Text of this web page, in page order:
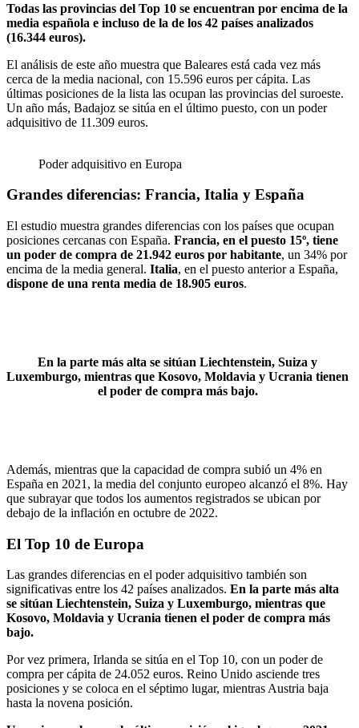
Todas las provincias del Top 10 se encuentran por encima de la
media española e incluso de la de los 42 países analizados
(16.344 euros).
El análisis de este año muestra que Baleares está cada vez más
cerca de la media nacional, con 15.596 euros per cápita. Las
últimas posiciones de la lista las ocupan las provincias del suroeste.
Un año más, Badajoz se sitúa en el último puesto, con un poder
adquisitivo de 11.309 euros.
Poder adquisitivo en Europa
Grandes diferencias: Francia, Italia y España
El estudio muestra grandes diferencias con los países que ocupan
posiciones cercanas con España. Francia, en el puesto 15º, tiene
un poder de compra de 21.942 euros por habitante, un 34% por
encima de la media general. Italia, en el puesto anterior a España,
dispone de una renta media de 18.905 euros.
En la parte más alta se sitúan Liechtenstein, Suiza y
Luxemburgo, mientras que Kosovo, Moldavia y Ucrania tienen
el poder de compra más bajo.
Además, mientras que la capacidad de compra subió un 4% en
España en 2021, la media del conjunto europeo alcanzó el 8%. Hay
que subrayar que todos los aumentos registrados se ubican por
debajo de la inflación en octubre de 2022.
El Top 10 de Europa
Las grandes diferencias en el poder adquisitivo también son
significativas entre los 42 países analizados. En la parte más alta
se sitúan Liechtenstein, Suiza y Luxemburgo, mientras que
Kosovo, Moldavia y Ucrania tienen el poder de compra más
bajo.
Por vez primera, Irlanda se sitúa en el Top 10, con un poder de
compra per cápita de 24.052 euros. Reino Unido asciende tres
posiciones y se coloca en el séptimo lugar, mientras Austria baja
hasta la novena posición.